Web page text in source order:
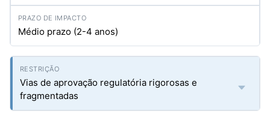
Médio prazo (2-4 anos)
Vias de aprovação regulatória rigorosas e
fragmentadas